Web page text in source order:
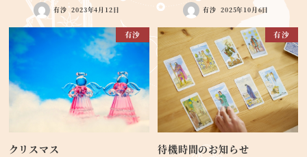
有沙 2023年4月12日 有沙 2025年10月6日
有沙
クリスマス
有沙
待機時間のお知らせ